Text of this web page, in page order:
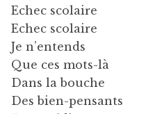
Echec scolaire
Echec scolaire
Je n’entends
Que ces mots-là
Dans la bouche
Des bien-pensants